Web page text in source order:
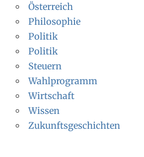
Österreich
Philosophie
Politik
Politik
Steuern
Wahlprogramm
Wirtschaft
Wissen
Zukunftsgeschichten